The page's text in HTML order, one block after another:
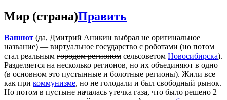
Мир (страна)Править
Ваншот (да, Дмитрий Аникин выбрал не оригинальное
название) — виртуальное государство с роботами (но потом
стал реальным городом регионом сельсоветом Новосибирска).
Разделяется на несколько регионов, но их объединяют в одно
(в основном это пустынные и болотные регионы). Жили все
как при коммунизме, но не голодали и был свободный рынок.
Но потом в пустыне началась утечка газа, что было решено 2